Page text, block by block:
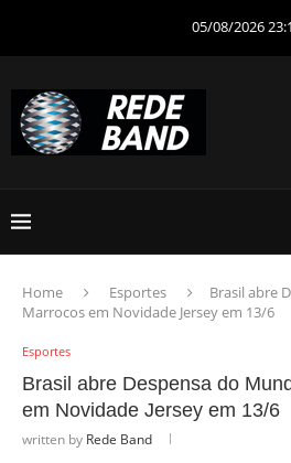
05/08/2026
Home Esportes
Brasil abre
Marrocos em Novidade Jersey em 13/6
Esportes
Brasil abre Despensa do
em Novidade Jersey em 13/6
written by Rede Band